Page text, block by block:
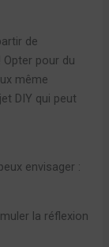
de
Opter pour du
même
DIY qui peut
envisager :
la réflexion